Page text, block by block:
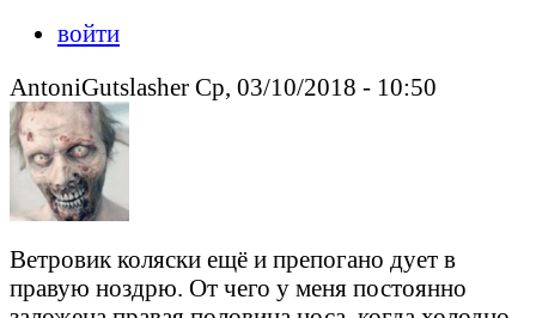
войти
AntoniGutslasher Ср, 03/10/2018 - 10:50
Ветровик коляски ещё и препогано дует в
правую ноздрю. От чего у меня постоянно